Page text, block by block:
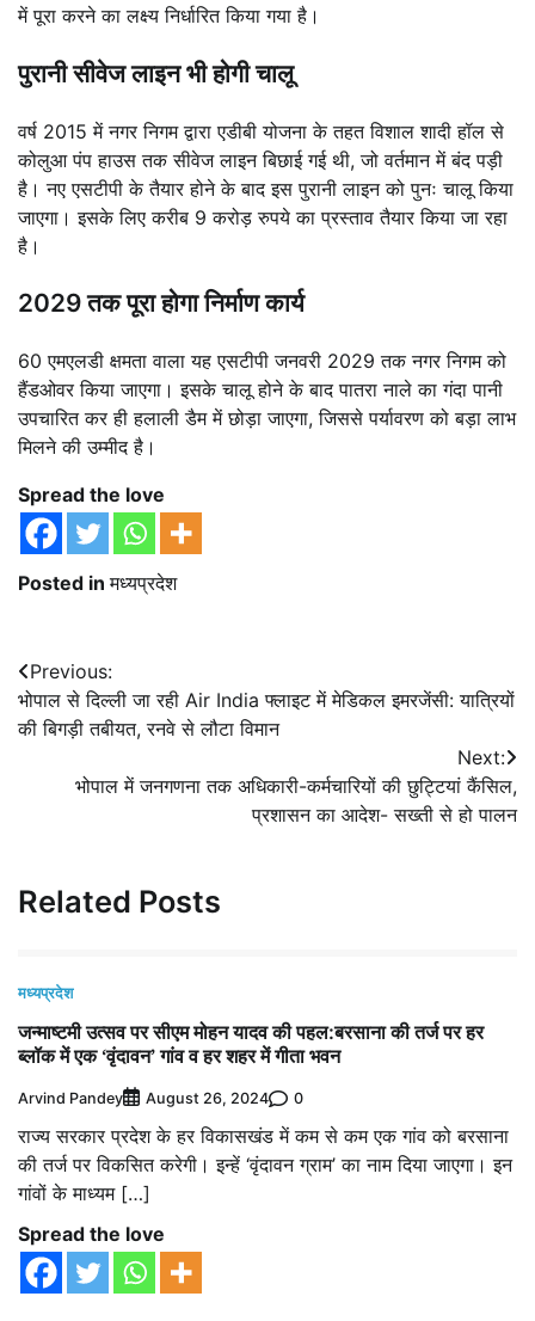
में पूरा करने का लक्ष्य निर्धारित किया गया है।
पुरानी सीवेज लाइन भी होगी चालू
वर्ष 2015 में नगर निगम द्वारा एडीबी योजना के तहत विशाल शादी हॉल से
कोलुआ पंप हाउस तक सीवेज लाइन बिछाई गई थी, जो वर्तमान में बंद पड़ी
है। नए एसटीपी के तैयार होने के बाद इस पुरानी लाइन को पुनः चालू किया
जाएगा। इसके लिए करीब 9 करोड़ रुपये का प्रस्ताव तैयार किया जा रहा
है।
2029 तक पूरा होगा निर्माण कार्य
60 एमएलडी क्षमता वाला यह एसटीपी जनवरी 2029 तक नगर निगम को
हैंडओवर किया जाएगा। इसके चालू होने के बाद पातरा नाले का गंदा पानी
उपचारित कर ही हलाली डैम में छोड़ा जाएगा, जिससे पर्यावरण को बड़ा लाभ
मिलने की उम्मीद है।
Spread the love
Posted inमध्यप्रदेश
Post
navigation
Previous:
भोपाल से दिल्ली जा रही Air India फ्लाइट में मेडिकल इमरजेंसी: यात्रियों
की बिगड़ी तबीयत, रनवे से लौटा विमान
Next:
भोपाल में जनगणना तक अधिकारी-कर्मचारियों की छुट्टियां कैंसिल,
प्रशासन का आदेश- सख्ती से हो पालन
Related Posts
मध्यप्रदेश
जन्माष्टमी उत्सव पर सीएम मोहन यादव की पहल:बरसाना की तर्ज पर हर
ब्लॉक में एक ‘वृंदावन’ गांव व हर शहर में गीता भवन
Arvind Pandey August 26, 2024 0
राज्य सरकार प्रदेश के हर विकासखंड में कम से कम एक गांव को बरसाना
की तर्ज पर विकसित करेगी। इन्हें ‘वृंदावन ग्राम’ का नाम दिया जाएगा। इन
गांवों के माध्यम […]
Spread the love